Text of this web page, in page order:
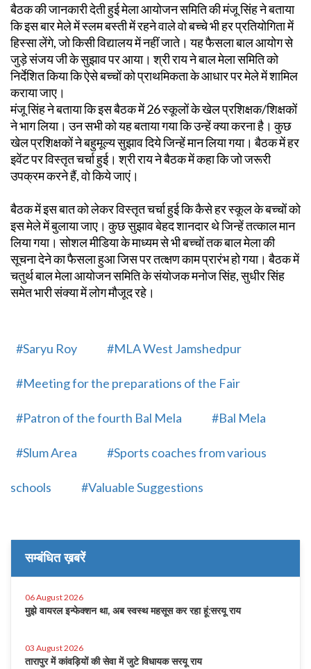
बैठक की जानकारी देती हुई मेला आयोजन समिति की मंजू सिंह ने बताया
कि इस बार मेले में स्लम बस्ती में रहने वाले वो बच्चे भी हर प्रतियोगिता में
हिस्सा लेंगे, जो किसी विद्यालय में नहीं जाते। यह फैसला बाल आयोग से
जुड़े संजय जी के सुझाव पर आया। श्री राय ने बाल मेला समिति को
निर्देशित किया कि ऐसे बच्चों को प्राथमिकता के आधार पर मेले में शामिल
कराया जाए।
मंजू सिंह ने बताया कि इस बैठक में 26 स्कूलों के खेल प्रशिक्षक/शिक्षकों
ने भाग लिया। उन सभी को यह बताया गया कि उन्हें क्या करना है। कुछ
खेल प्रशिक्षकों ने बहुमूल्य सुझाव दिये जिन्हें मान लिया गया। बैठक में हर
इवेंट पर विस्तृत चर्चा हुई। श्री राय ने बैठक में कहा कि जो जरूरी
उपक्रम करने हैं, वो किये जाएं।
बैठक में इस बात को लेकर विस्तृत चर्चा हुई कि कैसे हर स्कूल के बच्चों को
इस मेले में बुलाया जाए। कुछ सुझाव बेहद शानदार थे जिन्हें तत्काल मान
लिया गया। सोशल मीडिया के माध्यम से भी बच्चों तक बाल मेला की
सूचना देने का फैसला हुआ जिस पर तत्क्षण काम प्रारंभ हो गया। बैठक में
चतुर्थ बाल मेला आयोजन समिति के संयोजक मनोज सिंह, सुधीर सिंह
समेत भारी संक्या में लोग मौजूद रहे।
#Saryu Roy #MLA West Jamshedpur
#Meeting for the preparations of the Fair
#Patron of the fourth Bal Mela #Bal Mela
#Slum Area #Sports coaches from various
schools #Valuable Suggestions
सम्बंधित ख़बरें
06 August 2026
मुझे वायरल इन्फेक्शन था, अब स्वस्थ महसूस कर रहा हूं:सरयू राय
03 August 2026
तारापुर में कांवड़ियों की सेवा में जुटे विधायक सरयू राय